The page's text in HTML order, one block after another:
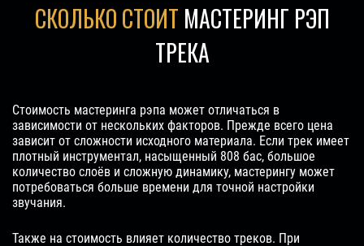
СКОЛЬКО СТОИТ МАСТЕРИНГ РЭП
ТРЕКА
Стоимость мастеринга рэпа может отличаться в
зависимости от нескольких факторов. Прежде всего цена
зависит от сложности исходного материала. Если трек имеет
плотный инструментал, насыщенный 808 бас, большое
количество слоёв и сложную динамику, мастерингу может
потребоваться больше времени для точной настройки
звучания.
Также на стоимость влияет количество треков. При